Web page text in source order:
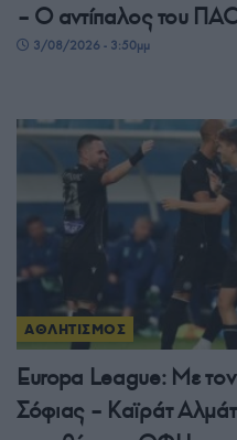
– Ο αντίπαλος του
3/08/2026 - 3:50μμ
ΑΘΛΗΤΙΣΜΟΣ
Europa League: Με τον
Σόφιας – Καϊράτ